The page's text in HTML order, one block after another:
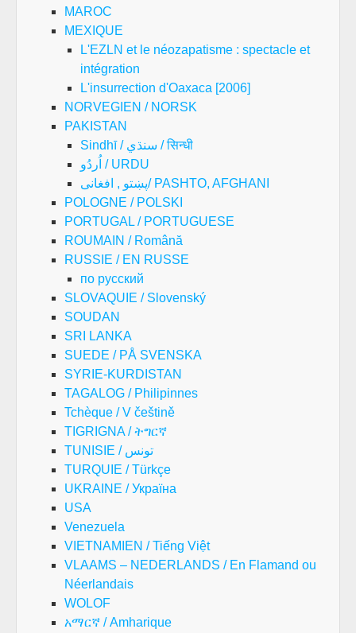
MAROC
MEXIQUE
L'EZLN et le néozapatisme : spectacle et
intégration
L'insurrection d'Oaxaca [2006]
NORVEGIEN / NORSK
PAKISTAN
Sindhī / سنڌي / सिन्धी
اُردُو / URDU
پښتو , افغانی/ PASHTO, AFGHANI
POLOGNE / POLSKI
PORTUGAL / PORTUGUESE
ROUMAIN / Română
RUSSIE / EN RUSSE
по русский
SLOVAQUIE / Slovenský
SOUDAN
SRI LANKA
SUEDE / PÅ SVENSKA
SYRIE-KURDISTAN
TAGALOG / Philipinnes
Tchèque / V češtině
TIGRIGNA / ትግርኛ
TUNISIE / تونس
TURQUIE / Türkçe
UKRAINE / Україна
USA
Venezuela
VIETNAMIEN / Tiếng Việt
VLAAMS – NEDERLANDS / En Flamand ou
Néerlandais
WOLOF
አማርኛ / Amharique